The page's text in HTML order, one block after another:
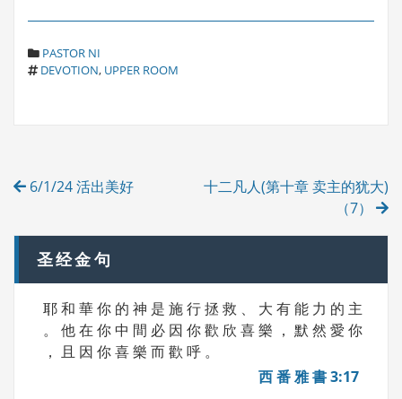
C
A
E
PASTOR NI
T
DEVOTION, UPPER ROOM
Post
6/1/24 活出美好
十二凡人(第十章 卖主的犹大)
（7）
圣经金句
耶 和 華 你 的 神 是 施 行 拯 救 、 大 有 能 力 的 主
。 他 在 你 中 間 必 因 你 歡 欣 喜 樂 ， 默 然 愛 你
， 且 因 你 喜 樂 而 歡 呼 。
西 番 雅 書 3:17